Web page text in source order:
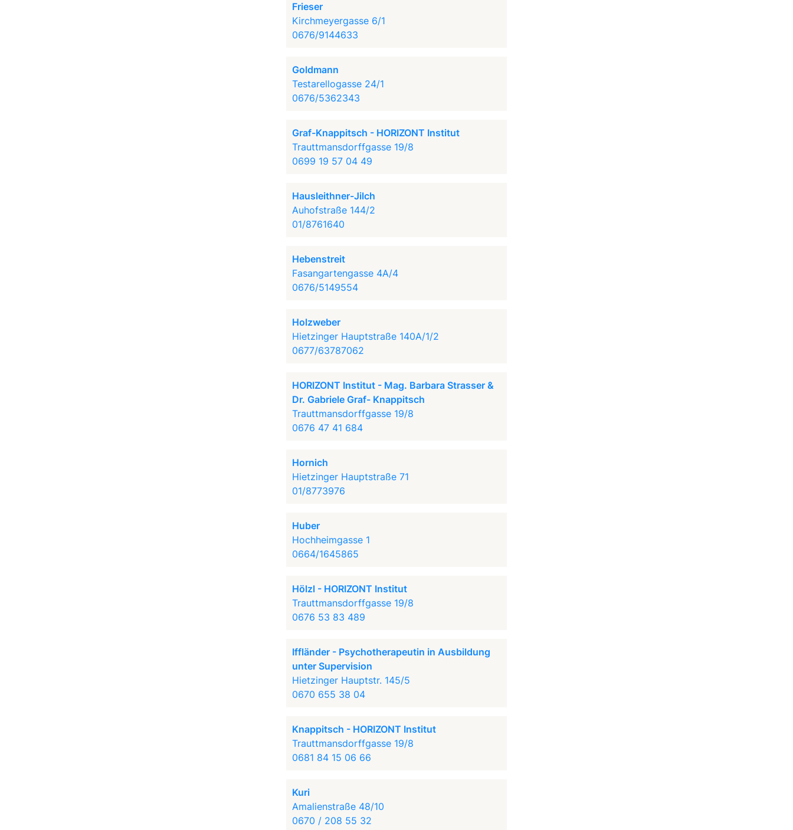
Frieser
Kirchmeyergasse 6/1
0676/9144633
Goldmann
Testarellogasse 24/1
0676/5362343
Graf-Knappitsch - HORIZONT Institut
Trauttmansdorffgasse 19/8
0699 19 57 04 49
Hausleithner-Jilch
Auhofstraße 144/2
01/8761640
Hebenstreit
Fasangartengasse 4A/4
0676/5149554
Holzweber
Hietzinger Hauptstraße 140A/1/2
0677/63787062
HORIZONT Institut - Mag. Barbara Strasser &
Dr. Gabriele Graf- Knappitsch
Trauttmansdorffgasse 19/8
0676 47 41 684
Hornich
Hietzinger Hauptstraße 71
01/8773976
Huber
Hochheimgasse 1
0664/1645865
Hölzl - HORIZONT Institut
Trauttmansdorffgasse 19/8
0676 53 83 489
Iffländer - Psychotherapeutin in Ausbildung
unter Supervision
Hietzinger Hauptstr. 145/5
0670 655 38 04
Knappitsch - HORIZONT Institut
Trauttmansdorffgasse 19/8
0681 84 15 06 66
Kuri
Amalienstraße 48/10
0670 / 208 55 32